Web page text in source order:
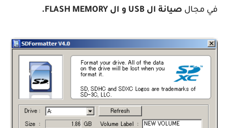
في مجال صيانة ال USB و ال FLASH MEMORY.